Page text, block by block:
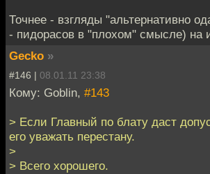
Точнее - взгляды "альтернативно
- пидорасов в "плохом" смысле) на
Gecko »
#146 | 08.01.11 23:38
Кому: Goblin, #143
> Если Главный по блату даст
его уважать перестану.
>
> Всего хорошего.